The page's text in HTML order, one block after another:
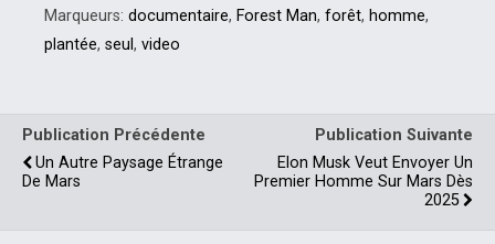
Marqueurs: documentaire, Forest Man, forêt, homme,
plantée, seul , video
Publication Précédente
Un Autre Paysage Étrange
De Mars
Publication Suivante
Elon Musk Veut Envoyer Un
Premier Homme Sur Mars Dès
2025